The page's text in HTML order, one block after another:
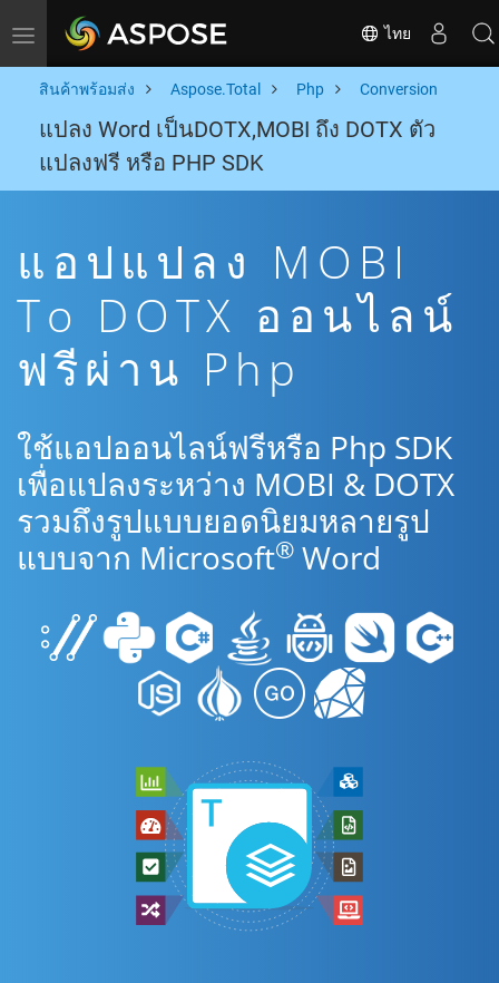
Toggle navigation ไทย
สินค้าพร้อมส่ง Aspose.Total Php Conversion
แปลง Word เป็นDOTX,MOBI ถึง DOTX ตัว
แปลงฟรี หรือ PHP SDK
แอปแปลง MOBI
To DOTX ออนไลน์
ฟรีผ่าน Php
ใช้แอปออนไลน์ฟรีหรือ Php SDK
เพื่อแปลงระหว่าง MOBI & DOTX
รวมถึงรูปแบบยอดนิยมหลายรูป
แบบจาก Microsoft® Word